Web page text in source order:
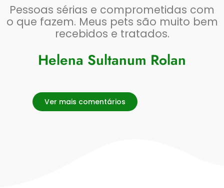
Pessoas sérias e comprometidas com
o que fazem. Meus pets são muito bem
recebidos e tratados.
Helena Sultanum Rolan
Ver mais comentários